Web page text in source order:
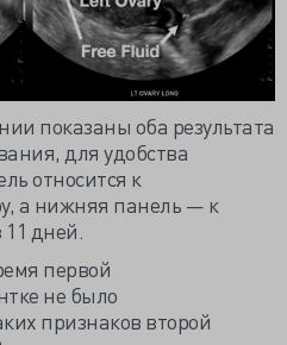
показаны оба результата
для удобства
относится к
а нижняя панель — к
дней.
первой
не было
признаков второй